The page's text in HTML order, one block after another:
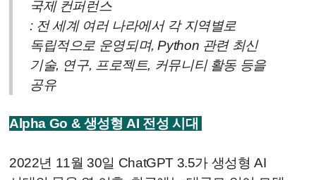
국제 컨퍼런스
: 전 세계 여러 나라에서 각 지역별로
독립적으로 운영되며, Python 관련 최신
기술, 연구, 프로젝트, 커뮤니티 활동 등을
공유
Alpha Go & 생성형 AI 전성 시대
2022년 11월 30일 ChatGPT 3.5가 생성형 AI